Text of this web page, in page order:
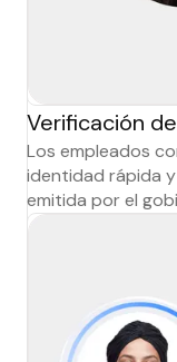
Verificación
Los empleados
identidad rápida
emitida por el